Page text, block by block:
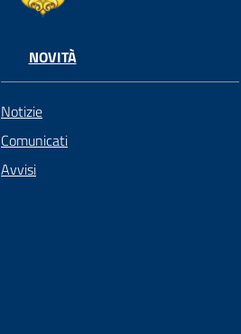
NOVITÀ
Notizie
Comunicati
Avvisi